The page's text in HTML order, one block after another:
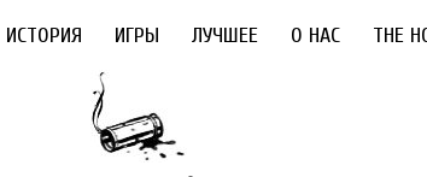
ИСТОРИЯ ИГРЫ ЛУЧШЕЕ О НАС THE